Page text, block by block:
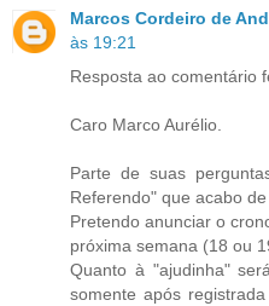
Marcos Cordeiro de
às 19:21
Resposta ao comentário
Caro Marco Aurélio.
Parte de suas
Referendo" que acabo de
Pretendo anunciar o
próxima semana (18 ou
Quanto à "ajudinha"
somente após